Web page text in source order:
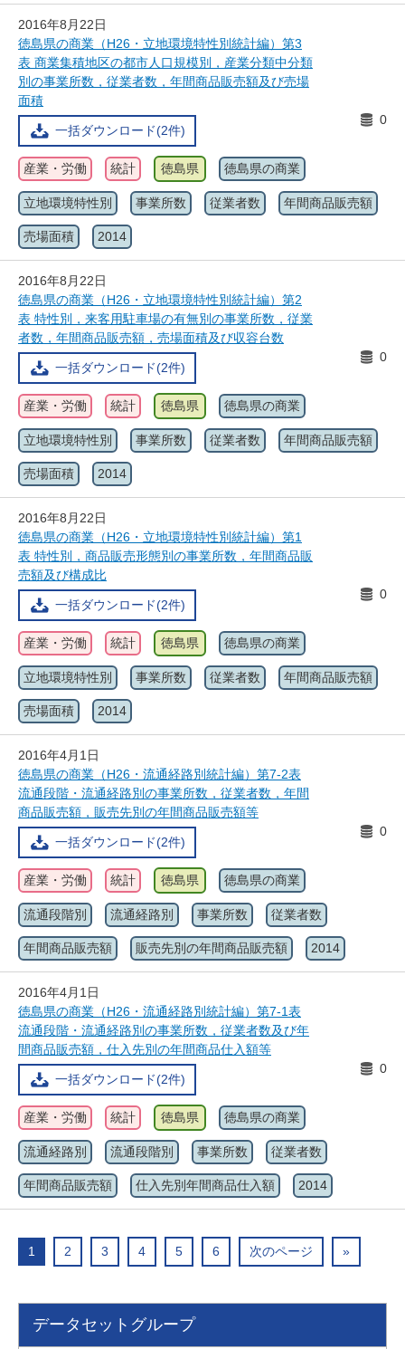
2016年8月22日
徳島県の商業（H26・立地環境特性別統計編）第3
表 商業集積地区の都市人口規模別，産業分類中分類
別の事業所数，従業者数，年間商品販売額及び売場
面積
一括ダウンロード(2件)
0
産業・労働 統計 徳島県 徳島県の商業
立地環境特性別 事業所数 従業者数 年間商品販売額
売場面積 2014
2016年8月22日
徳島県の商業（H26・立地環境特性別統計編）第2
表 特性別，来客用駐車場の有無別の事業所数，従業
者数，年間商品販売額，売場面積及び収容台数
一括ダウンロード(2件)
0
産業・労働 統計 徳島県 徳島県の商業
立地環境特性別 事業所数 従業者数 年間商品販売額
売場面積 2014
2016年8月22日
徳島県の商業（H26・立地環境特性別統計編）第1
表 特性別，商品販売形態別の事業所数，年間商品販
売額及び構成比
一括ダウンロード(2件)
0
産業・労働 統計 徳島県 徳島県の商業
立地環境特性別 事業所数 従業者数 年間商品販売額
売場面積 2014
2016年4月1日
徳島県の商業（H26・流通経路別統計編）第7-2表
流通段階・流通経路別の事業所数，従業者数，年間
商品販売額，販売先別の年間商品販売額等
一括ダウンロード(2件)
0
産業・労働 統計 徳島県 徳島県の商業
流通段階別 流通経路別 事業所数 従業者数
年間商品販売額 販売先別の年間商品販売額 2014
2016年4月1日
徳島県の商業（H26・流通経路別統計編）第7-1表
流通段階・流通経路別の事業所数，従業者数及び年
間商品販売額，仕入先別の年間商品仕入額等
一括ダウンロード(2件)
0
産業・労働 統計 徳島県 徳島県の商業
流通経路別 流通段階別 事業所数 従業者数
年間商品販売額 仕入先別年間商品仕入額 2014
1 2 3 4 5 6 次のページ »
データセットグループ